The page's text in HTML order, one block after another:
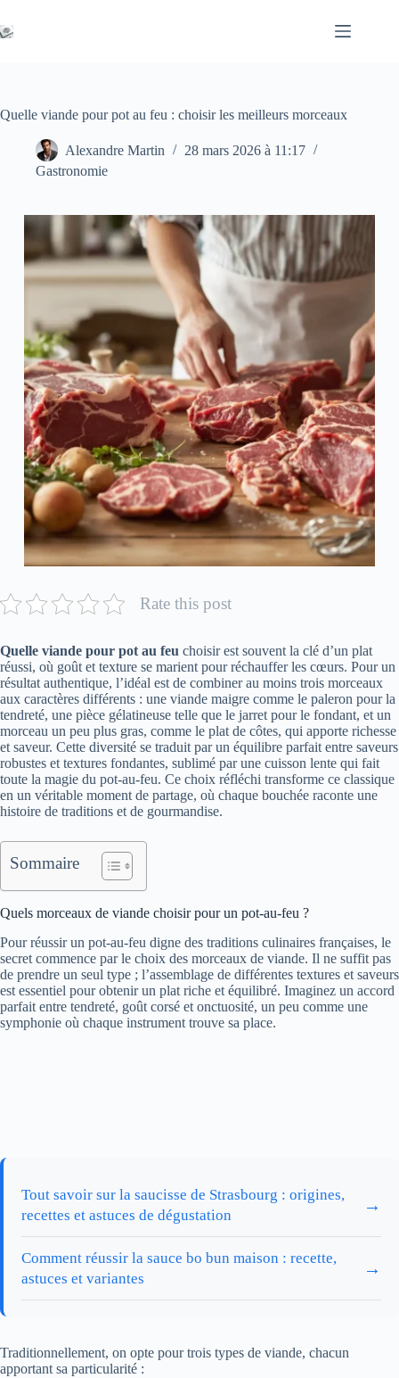
au
contenu
Quelle viande pour pot au feu : choisir les meilleurs morceaux
Alexandre Martin
28 mars 2026 à 11:17
Gastronomie
Rate this post
Quelle viande pour pot au feu choisir est souvent la clé d’un plat
réussi, où goût et texture se marient pour réchauffer les cœurs. Pour un
résultat authentique, l’idéal est de combiner au moins trois morceaux
aux caractères différents : une viande maigre comme le paleron pour la
tendreté, une pièce gélatineuse telle que le jarret pour le fondant, et un
morceau un peu plus gras, comme le plat de côtes, qui apporte richesse
et saveur. Cette diversité se traduit par un équilibre parfait entre saveurs
robustes et textures fondantes, sublimé par une cuisson lente qui fait
toute la magie du pot-au-feu. Ce choix réfléchi transforme ce classique
en un véritable moment de partage, où chaque bouchée raconte une
histoire de traditions et de gourmandise.
Sommaire
Quels morceaux de viande choisir pour un pot-au-feu ?
Pour réussir un pot-au-feu digne des traditions culinaires françaises, le
secret commence par le choix des morceaux de viande. Il ne suffit pas
de prendre un seul type ; l’assemblage de différentes textures et saveurs
est essentiel pour obtenir un plat riche et équilibré. Imaginez un accord
parfait entre tendreté, goût corsé et onctuosité, un peu comme une
symphonie où chaque instrument trouve sa place.
Tout savoir sur la saucisse de Strasbourg : origines,
recettes et astuces de dégustation
→
Comment réussir la sauce bo bun maison : recette,
astuces et variantes
→
Traditionnellement, on opte pour trois types de viande, chacun
apportant sa particularité :